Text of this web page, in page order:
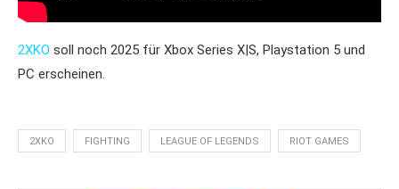
2XKO soll noch 2025 für Xbox Series X|S, Playstation 5 und
PC erscheinen.
2XKO FIGHTING LEAGUE OF LEGENDS RIOT GAMES